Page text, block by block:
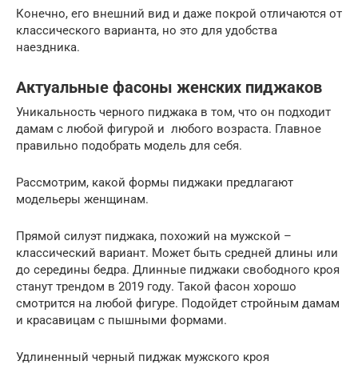
Конечно, его внешний вид и даже покрой отличаются от
классического варианта, но это для удобства
наездника.
Актуальные фасоны женских пиджаков
Уникальность черного пиджака в том, что он подходит
дамам с любой фигурой и любого возраста. Главное
правильно подобрать модель для себя.
Рассмотрим, какой формы пиджаки предлагают
модельеры женщинам.
Прямой силуэт пиджака, похожий на мужской –
классический вариант. Может быть средней длины или
до середины бедра. Длинные пиджаки свободного кроя
станут трендом в 2019 году. Такой фасон хорошо
смотрится на любой фигуре. Подойдет стройным дамам
и красавицам с пышными формами.
Удлиненный черный пиджак мужского кроя